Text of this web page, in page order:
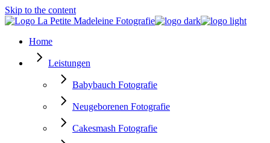
Skip to the content
Home
Leistungen
Babybauch Fotografie
Neugeborenen Fotografie
Cakesmash Fotografie